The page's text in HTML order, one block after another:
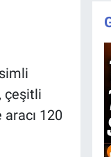
çeşitli
120